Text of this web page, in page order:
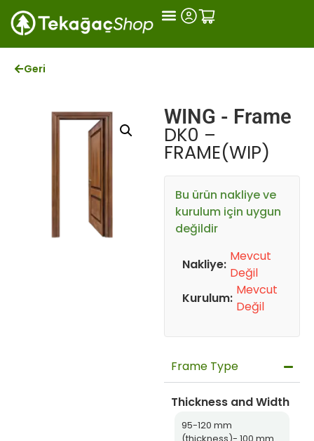
Geri
WING - Frame
DK0 –
FRAME(WIP)
Bu ürün nakliye ve
kurulum için uygun
değildir
Nakliye:
Mevcut
Değil
Kurulum:
Mevcut
Değil
Frame Type
Thickness and Width
95-120 mm